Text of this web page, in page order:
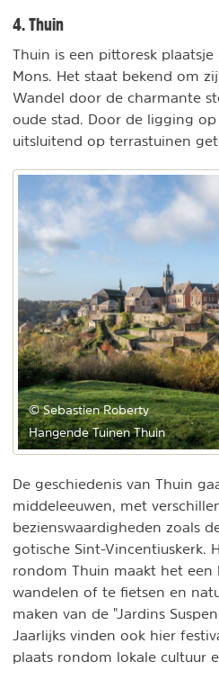
4. Thuin
Thuin is een pittoresk
Mons. Het staat bekend om
Wandel door de charmante
oude stad. Door de ligging
uitsluitend op terrastuinen
© Sebastien Roberty
Hangende Tuinen Thuin
De geschiedenis van Thuin
middeleeuwen, met
bezienswaardigheden zoals
gotische Sint-Vincentiuskerk.
rondom Thuin maakt het een
wandelen of te fietsen en
maken van de "Jardins
Jaarlijks vinden ook hier
plaats rondom lokale cultuur